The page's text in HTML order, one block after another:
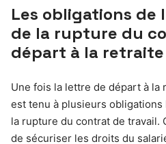
Les obligations de
de la rupture du
départ à la retraite
Une fois la lettre de départ à la
est tenu à plusieurs
la rupture du contrat de travail.
de sécuriser les droits du